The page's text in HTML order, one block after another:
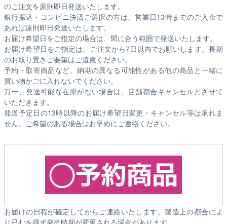
のご注文を原則即日発送いたします。
銀行振込・コンビニ決済ご選択の方は、営業日13時までのご入金で
あれば原則即日発送いたします。
お届け希望日をご指定の場合は、間に合う範囲で発送いたします。
お届け希望日をご指定は、ご注文から7日以内でお願いします。長期
のお取り置きご要望はご遠慮ください。
予約・取寄商品など、納期の異なる可能性がある他の商品と一緒に
買い物かごに入れないでください。
万一、発送可能な在庫がない場合は、店舗都合キャンセルとさせて
いただきます。
発送予定日の13時以降のお届け希望日変更・キャンセル等は承れま
せん。ご希望のある場合はお早めにご連絡ください。
お届けの日程が確定してからご連絡いたします。製造上の都合によ
り已むを得ず発売時期が変更される場合があります。